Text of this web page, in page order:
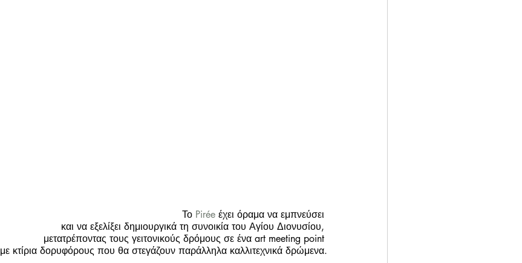
Το Pirée έχει όραμα να εμπνεύσει
και να εξελίξει δημιουργικά τη συνοικία του Αγίου Διονυσίου,
μετατρέποντας τους γειτονικούς δρόμους σε ένα art meeting point
με κτίρια δορυφόρους που θα στεγάζουν παράλληλα καλλιτεχνικά δρώμενα.